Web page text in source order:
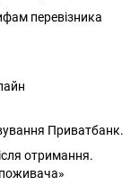
перевізника
Приватбанк.
отримання.